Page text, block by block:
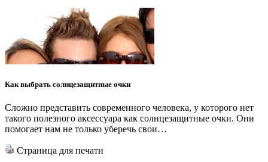
Как выбрать солнцезащитные очки
Сложно представить современного человека, у которого нет
такого полезного аксессуара как солнцезащитные очки. Они
помогает нам не только уберечь свои…
Страница для печати